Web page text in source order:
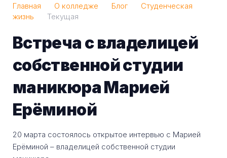
Главная О колледже Блог
Студенческая
жизнь
Текущая
Встреча с владелицей
собственной студии
маникюра Марией
Ерёминой
20 марта состоялось открытое интервью с Марией
Ерёминой – владелицей собственной студии